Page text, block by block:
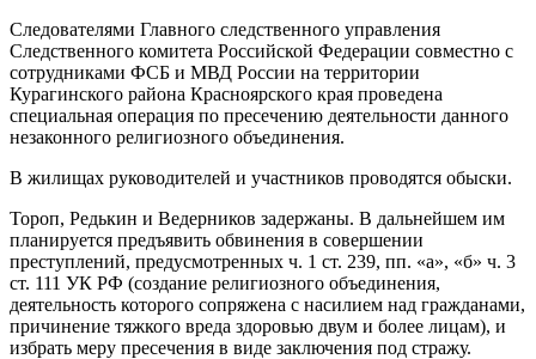
Следователями Главного следственного управления
Следственного комитета Российской Федерации совместно с
сотрудниками ФСБ и МВД России на территории
Курагинского района Красноярского края проведена
специальная операция по пресечению деятельности данного
незаконного религиозного объединения.
В жилищах руководителей и участников проводятся обыски.
Тороп, Редькин и Ведерников задержаны. В дальнейшем им
планируется предъявить обвинения в совершении
преступлений, предусмотренных ч. 1 ст. 239, пп. «а», «б» ч. 3
ст. 111 УК РФ (создание религиозного объединения,
деятельность которого сопряжена с насилием над гражданами,
причинение тяжкого вреда здоровью двум и более лицам), и
избрать меру пресечения в виде заключения под стражу.